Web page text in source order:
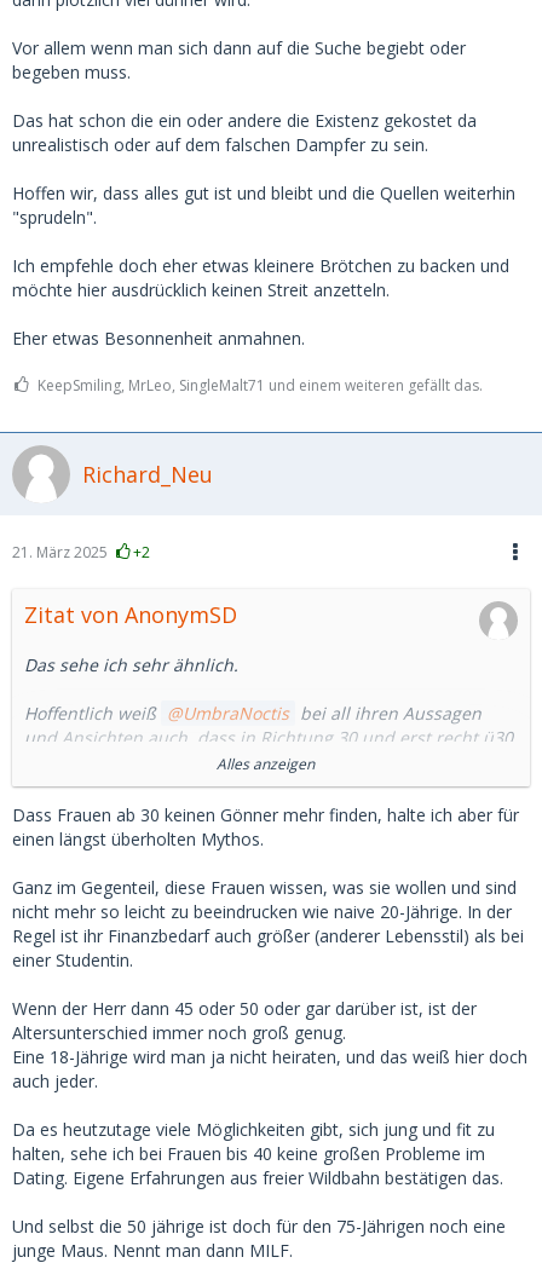
Vor allem wenn man sich dann auf die Suche begiebt oder
begeben muss.
Das hat schon die ein oder andere die Existenz gekostet da
unrealistisch oder auf dem falschen Dampfer zu sein.
Hoffen wir, dass alles gut ist und bleibt und die Quellen weiterhin
"sprudeln".
Ich empfehle doch eher etwas kleinere Brötchen zu backen und
möchte hier ausdrücklich keinen Streit anzetteln.
Eher etwas Besonnenheit anmahnen.
KeepSmiling, MrLeo, SingleMalt71 und einem weiteren gefällt das.
Richard_Neu
21. März 2025 +2
Zitat von AnonymSD
Das sehe ich sehr ähnlich.
Hoffentlich weiß UmbraNoctis bei all ihren Aussagen
und Ansichten auch, dass in Richtung 30 und erst recht ü30
das Eis dann plötzlich viel dünner wird.
Vor allem wenn man sich dann auf die Suche begiebt oder
begeben muss.
Das hat schon die ein oder andere die Existenz gekostet da
unrealistisch oder auf dem falschen Dampfer zu sein.
Hoffen wir, dass alles gut ist und bleibt und die Quellen
Ich empfehle doch eher etwas kleinere Brötchen zu backen
und möchte hier ausdrücklich keinen Streit anzetteln.
Eher etwas Besonnenheit anmahnen.
Alles anzeigen
Dass Frauen ab 30 keinen Gönner mehr finden, halte ich aber für
einen längst überholten Mythos.
Ganz im Gegenteil, diese Frauen wissen, was sie wollen und sind
nicht mehr so leicht zu beeindrucken wie naive 20-Jährige. In der
Regel ist ihr Finanzbedarf auch größer (anderer Lebensstil) als bei
einer Studentin.
Wenn der Herr dann 45 oder 50 oder gar darüber ist, ist der
Altersunterschied immer noch groß genug.
Eine 18-Jährige wird man ja nicht heiraten, und das weiß hier doch
auch jeder.
Da es heutzutage viele Möglichkeiten gibt, sich jung und fit zu
halten, sehe ich bei Frauen bis 40 keine großen Probleme im
Dating. Eigene Erfahrungen aus freier Wildbahn bestätigen das.
Und selbst die 50 jährige ist doch für den 75-Jährigen noch eine
junge Maus. Nennt man dann MILF.